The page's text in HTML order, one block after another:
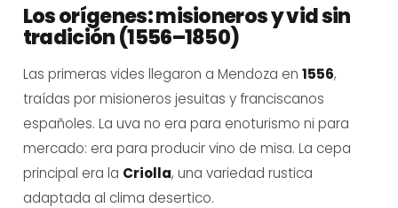
Los orígenes: misioneros y vid sin
tradición (1556–1850)
Las primeras vides llegaron a Mendoza en 1556,
traídas por misioneros jesuitas y franciscanos
españoles. La uva no era para enoturismo ni para
mercado: era para producir vino de misa. La cepa
principal era la Criolla, una variedad rustica
adaptada al clima desertico.